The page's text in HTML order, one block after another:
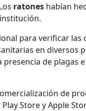
ratones habían
para verificar las
en diversos
de plagas
de
Store y Apple